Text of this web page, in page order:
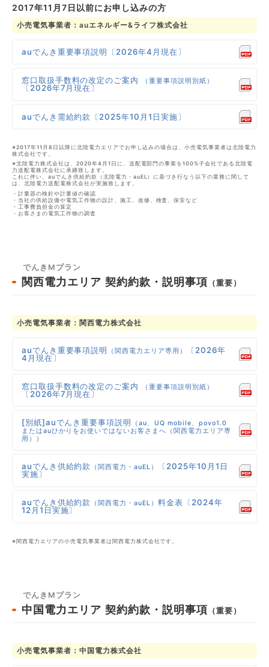
2017年11月7日以前にお申し込みの方
小売電気事業者：auエネルギー&ライフ株式会社
auでんき重要事項説明〔2026年4月現在〕
窓口取扱手数料の改定のご案内 （重要事項説明別紙）
〔2026年7月現在〕
auでんき需給約款〔2025年10月1日実施〕
※2017年11月8日以降に北陸電力エリアでお申し込みの場合は、小売電気事業者は北陸電力
株式会社です。
※北陸電力株式会社は、2020年4月1日に、送配電部門の事業を100%子会社である北陸電
力送配電株式会社に承継致します。
これに伴い、auでんき供給約款（北陸電力・auEL）に基づき行なう以下の業務に関して
は、北陸電力送配電株式会社が実施致します。
・計量器の検針や計量値の確認
・当社の供給設備や電気工作物の設計、施工、改修、検査、保安など
・工事費負担金の算定
・お客さまの電気工作物の調査
でんきMプラン
関西電力エリア契約約款・説明事項 （重要）
小売電気事業者：関西電力株式会社
auでんき重要事項説明 （関西電力エリア専用）
〔2026年
4月現在〕
窓口取扱手数料の改定のご案内 （重要事項説明別紙）
〔2026年7月現在〕
[別紙]auでんき重要事項説明
（au、UQ mobile、povo1.0
またはauひかりをお使いではないお客さまへ（関西電力エリア専
用））
auでんき供給約款 （関西電力・auEL）
〔2025年10月1日
実施〕
auでんき供給約款 （関西電力・auEL）料金表〔2024年
12月1日実施〕
※関西電力エリアの小売電気事業者は関西電力株式会社です。
でんきMプラン
中国電力エリア契約約款・説明事項 （重要）
小売電気事業者：中国電力株式会社